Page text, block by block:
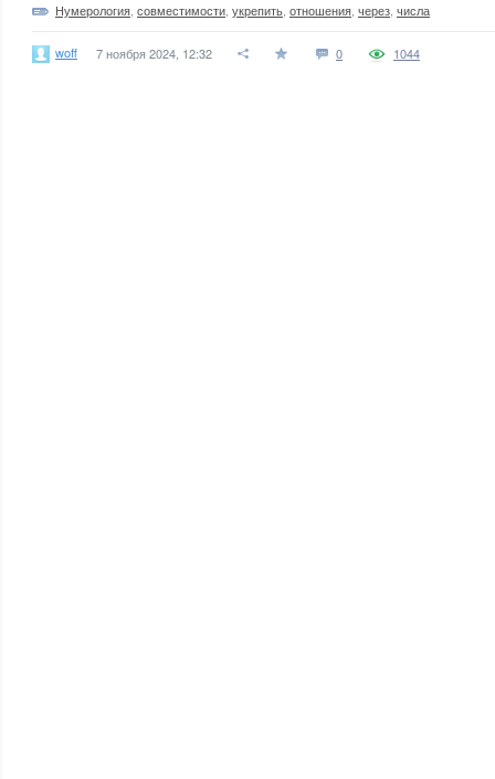
Нумерология совместимости укрепить отношения через числа
woff 7 ноября 2024, 12:32 0 1044